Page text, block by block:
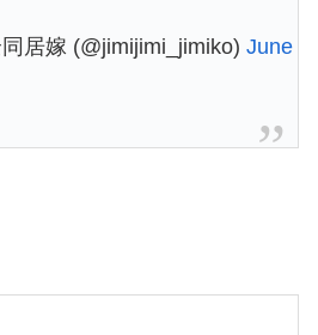
居嫁 (@jimijimi_jimiko) June